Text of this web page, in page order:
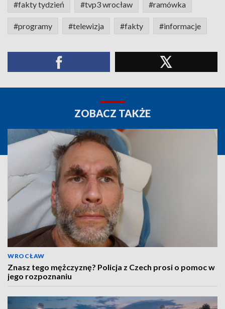
#fakty tydzień #tvp3 wrocław #ramówka
#programy #telewizja #fakty #informacje
ZOBACZ TAKŻE
WROCŁAW
Znasz tego mężczyznę? Policja z Czech prosi o pomoc w
jego rozpoznaniu